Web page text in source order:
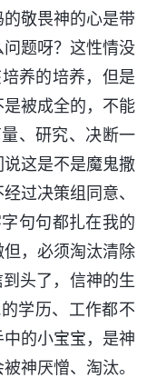
敬畏神的心是带
题呀？这性情没
养的培养，但是
被成全的，不能
、研究、决断一
这是不是魔鬼撒
过决策组同意、
句句都扎在我的
，必须淘汰清除
头了，信神的生
学历、工作都不
的小宝宝，是神
神厌憎、淘汰。